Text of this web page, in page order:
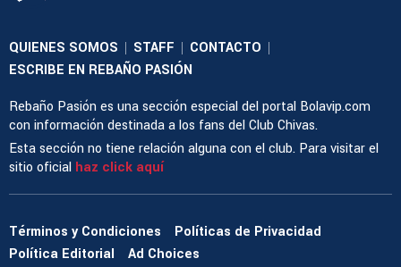
QUIENES SOMOS | STAFF | CONTACTO |
ESCRIBE EN REBAÑO PASIÓN
Rebaño Pasión es una sección especial del portal Bolavip.com
con información destinada a los fans del Club Chivas.
Esta sección no tiene relación alguna con el club. Para visitar el
sitio oficial haz click aquí
Términos y Condiciones
Políticas de Privacidad
Política Editorial
Ad Choices